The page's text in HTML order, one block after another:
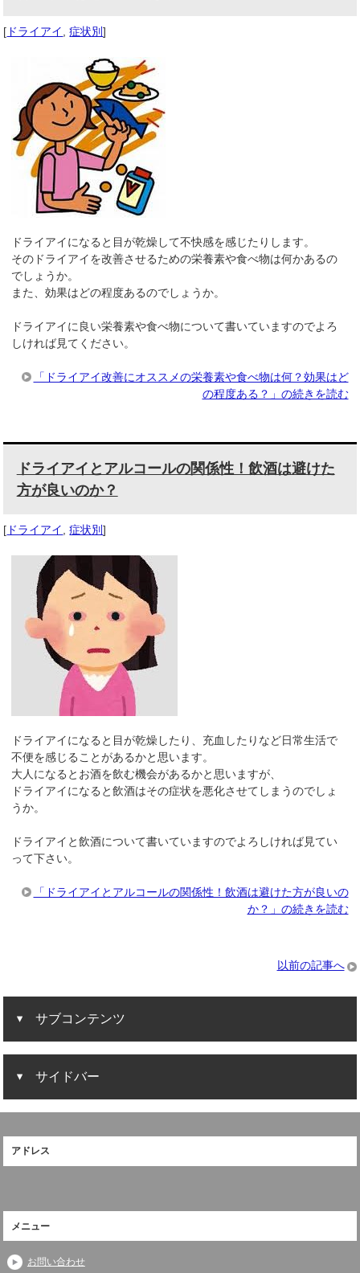
[ ドライアイ,症状別]
ドライアイになると目が乾燥して不快感を感じたりします。
そのドライアイを改善させるための栄養素や食べ物は何かあるの
でしょうか。
また、効果はどの程度あるのでしょうか。
ドライアイに良い栄養素や食べ物について書いていますのでよろ
しければ見てください。
「ドライアイ改善にオススメの栄養素や食べ物は何？効果はど
の程度ある？」の続きを読む
ドライアイとアルコールの関係性！飲酒は避けた
方が良いのか？
[ ドライアイ ,症状別]
ドライアイになると目が乾燥したり、充血したりなど日常生活で
不便を感じることがあるかと思います。
大人になるとお酒を飲む機会があるかと思いますが、
ドライアイになると飲酒はその症状を悪化させてしまうのでしょ
うか。
ドライアイと飲酒について書いていますのでよろしければ見てい
って下さい。
「ドライアイとアルコールの関係性！飲酒は避けた方が良いの
か？」の続きを読む
以前の記事へ
サブコンテンツ
サイドバー
アドレス
メニュー
お問い合わせ